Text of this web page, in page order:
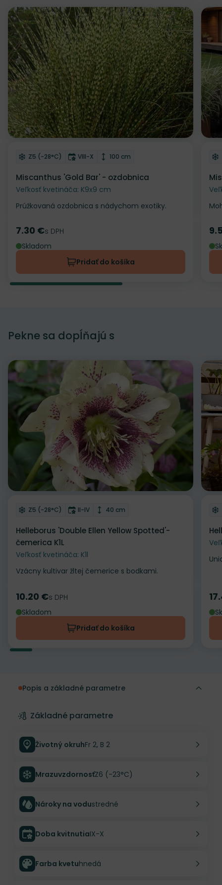
Odober do zoznamu želaní
Mrazuvzdornosť
Z5 (-28°C) Doba kvitnutia
VIII-X Výška rastliny
100 cm
Miscanthus 'Gold Bar' - ozdobnica
Veľkosť kvetináča: K9x9 cm
Prúžkovaná ozdobnica s nádychom exotiky.
Cena
7.30 €s DPH
Skladom
Pridať do košíka
Pekne sa dopĺňajú s
Odober do zoznamu želaní
Mrazuvzdornosť
Z5 (-28°C) Doba kvitnutia
II-IV Výška rastliny
40 cm
Helleborus 'Double Ellen Yellow Spotted'-
čemerica K1L
Veľkosť kvetináča: K1l
Vzácny kultivar žltej čemerice s bodkami.
Cena
10.20 €s DPH
Skladom
Pridať do košíka
Popis a základné parametre
Základné parametre
Životný okruhFr 2, B 2
MrazuvzdornosťZ6 (-23°C)
Nároky na vodustredné
Doba kvitnutiaIX-X
Farba kvetuhnedá